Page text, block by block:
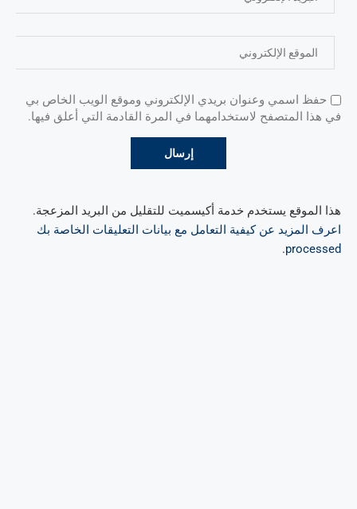
حفظ اسمي وعنوان بريدي الإلكتروني وموقع الويب الخاص بي
في هذا المتصفح لاستخدامهما في المرة القادمة التي أعلق فيها.
هذا الموقع يستخدم خدمة أكيسميت للتقليل من البريد المزعجة.
اعرف المزيد عن كيفية التعامل مع بيانات التعليقات الخاصة بك
processed
.